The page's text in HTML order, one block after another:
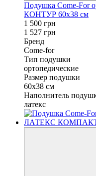
Подушка Come-For
КОНТУР 60x38 см
1 500 грн
1 527 грн
Бренд
Come-for
Тип подушки
ортопедические
Размер подушки
60x38 см
Наполнитель
латекс